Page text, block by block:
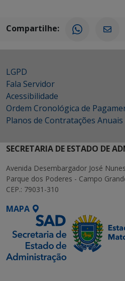
Compartilhe:
LGPD
Fala Servidor
Acessibilidade
Ordem Cronológica de
Planos de Contratações Anuais
SECRETARIA DE ESTADO DE
Avenida Desembargador José
Parque dos Poderes - Campo
CEP.: 79031-310
MAPA